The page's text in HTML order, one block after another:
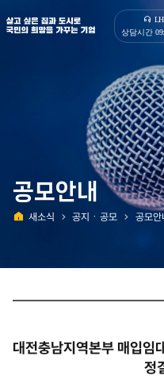
살고 싶은 집과 도시로 국민의 희망을 가꾸는 기업 | 한국토지주택공사
상담시간
공모안내
새소식 공지ㆍ공모 공모안
대전충남지역본부 매입임
정